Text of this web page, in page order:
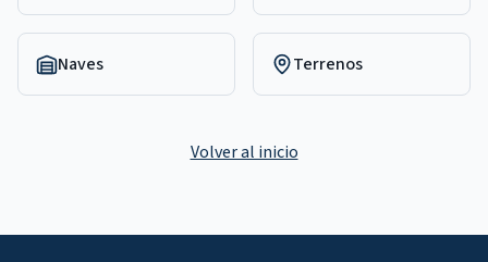
Naves Terrenos
Volver al inicio